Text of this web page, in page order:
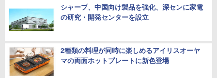
シャープ、中国向け製品を強化、深センに家電
の研究・開発センターを設立
2種類の料理が同時に楽しめるアイリスオーヤ
マの両面ホットプレートに新色登場